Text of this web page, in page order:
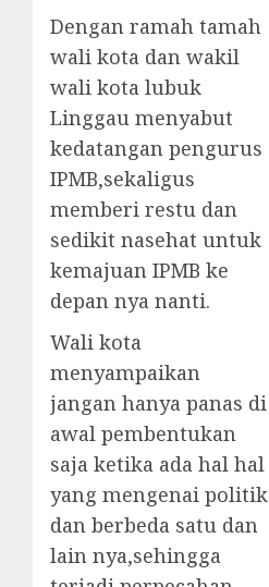
Dengan ramah tamah
wali kota dan wakil
wali kota lubuk
Linggau menyabut
kedatangan pengurus
IPMB,sekaligus
memberi restu dan
sedikit nasehat untuk
kemajuan IPMB ke
depan nya nanti.
Wali kota
menyampaikan
jangan hanya panas di
awal pembentukan
saja ketika ada hal hal
yang mengenai politik
dan berbeda satu dan
lain nya,sehingga